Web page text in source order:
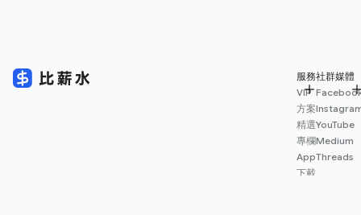
服務
VIP
方案
精選
專欄
App
下載
社群媒體
YouTube
Medium
Threads